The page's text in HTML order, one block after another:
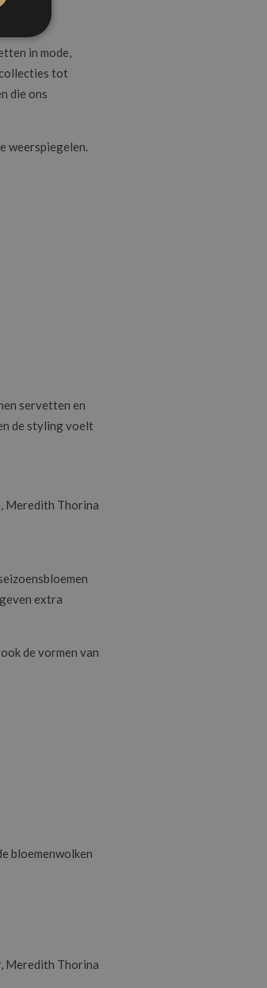
in mode,
tot
die ons
weerspiegelen.
servetten en
de styling voelt
Meredith Thorina
extra
de vormen van
bloemenwolken
Meredith Thorina